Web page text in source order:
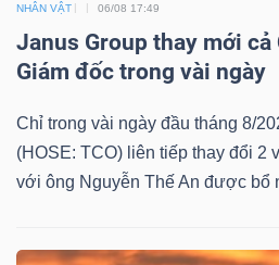
NHÂN VẬT 06/08 17:49
Janus Group thay mới cả
Giám đốc trong vài ngày
Chỉ trong vài ngày đầu tháng 8/
(HOSE: TCO) liên tiếp thay đổi 2
với ông Nguyễn Thế An được bổ